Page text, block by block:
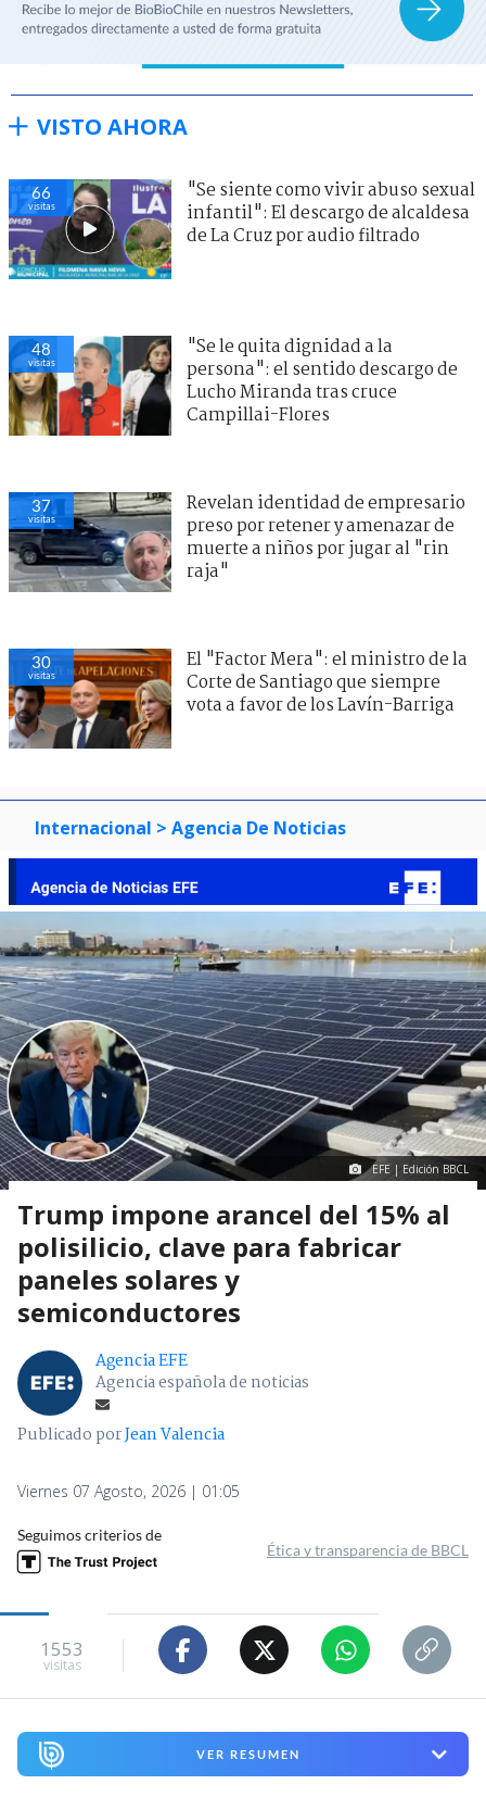
VISTO AHORA
66
visitas
"Se siente como vivir abuso sexual
infantil": El descargo de alcaldesa
de La Cruz por audio filtrado
48
visitas
"Se le quita dignidad a la
persona": el sentido descargo de
Lucho Miranda tras cruce
Campillai-Flores
37
visitas
Revelan identidad de empresario
preso por retener y amenazar de
muerte a niños por jugar al "rin
raja"
30
visitas
El "Factor Mera": el ministro de la
Corte de Santiago que siempre
vota a favor de los Lavín-Barriga
Internacional > Agencia De Noticias
EFE | Edición BBCL
Trump impone arancel del 15% al
polisilicio, clave para fabricar
paneles solares y
semiconductores
Agencia EFE
Agencia española de noticias
Publicado porJean Valencia
Viernes 07 Agosto, 2026 | 01:05
Seguimos criterios de
Ética y transparencia de BBCL
1553
visitas
VER RESUMEN